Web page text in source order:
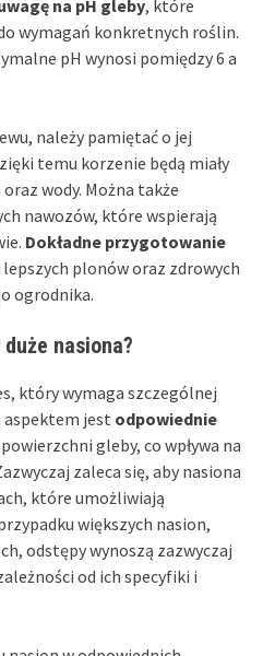
na pH gleby, które
wymagań konkretnych roślin.
pH wynosi pomiędzy 6 a
należy pamiętać o jej
temu korzenie będą miały
wody. Można także
nawozów, które wspierają
Dokładne przygotowanie
plonów oraz zdrowych
ogrodnika.
nasiona?
który wymaga szczególnej
aspektem jest odpowiednie
gleby, co wpływa na
zaleca się, aby nasiona
które umożliwiają
większych nasion,
odstępy wynoszą zazwyczaj
od ich specyfiki i